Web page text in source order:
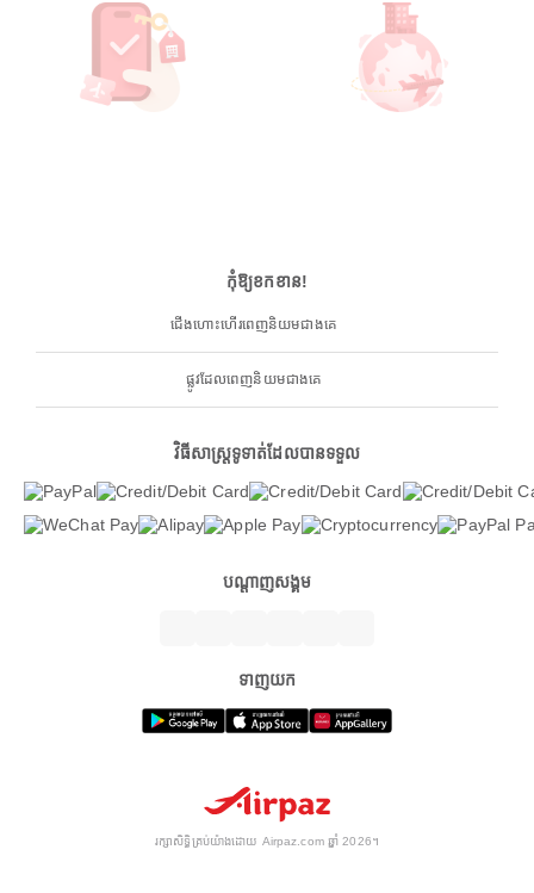
កុំឱ្យខកខាន!
ជើងហោះហើរពេញនិយមជាងគេ
ផ្លូវដែលពេញនិយមជាងគេ
វិធីសាស្ត្រទូទាត់ដែលបានទទួល
បណ្តាញសង្គម
ទាញយក
រក្សាសិទ្ធិគ្រប់យ៉ាងដោយ Airpaz.com ឆ្នាំ 2026។